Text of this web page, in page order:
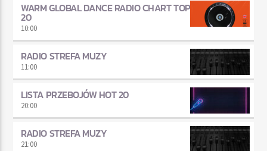
WARM GLOBAL DANCE RADIO CHART TOP
20
10:00
RADIO STREFA MUZY
11:00
LISTA PRZEBOJÓW HOT 20
20:00
RADIO STREFA MUZY
21:00